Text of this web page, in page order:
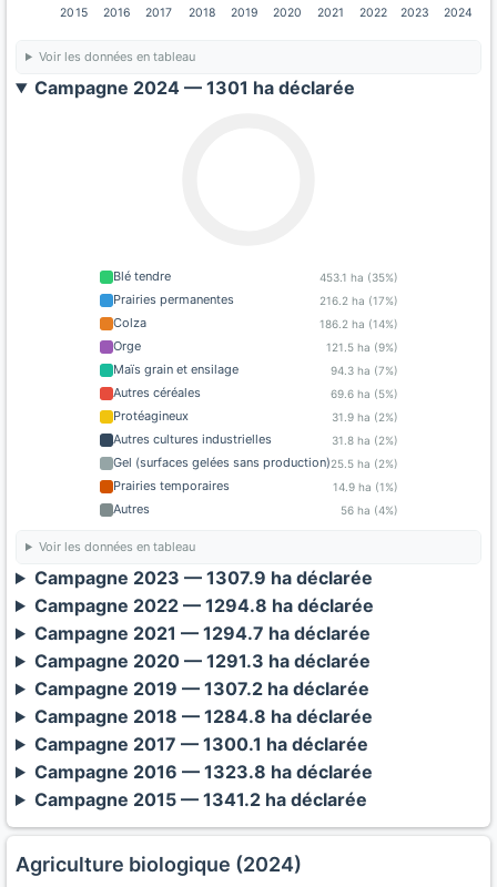
2015 2016 2017 2018 2019 2020 2021 2022 2023 2024
Voir les données en tableau
Campagne 2024 — 1301 ha déclarée
Blé tendre 453.1 ha (35%)
Prairies permanentes 216.2 ha (17%)
Colza 186.2 ha (14%)
Orge 121.5 ha (9%)
Maïs grain et ensilage 94.3 ha (7%)
Autres céréales 69.6 ha (5%)
Protéagineux 31.9 ha (2%)
Autres cultures industrielles 31.8 ha (2%)
Gel (surfaces gelées sans production)25.5 ha (2%)
Prairies temporaires 14.9 ha (1%)
Autres 56 ha (4%)
Voir les données en tableau
Campagne 2023 — 1307.9 ha déclarée
Campagne 2022 — 1294.8 ha déclarée
Campagne 2021 — 1294.7 ha déclarée
Campagne 2020 — 1291.3 ha déclarée
Campagne 2019 — 1307.2 ha déclarée
Campagne 2018 — 1284.8 ha déclarée
Campagne 2017 — 1300.1 ha déclarée
Campagne 2016 — 1323.8 ha déclarée
Campagne 2015 — 1341.2 ha déclarée
Agriculture biologique (2024)